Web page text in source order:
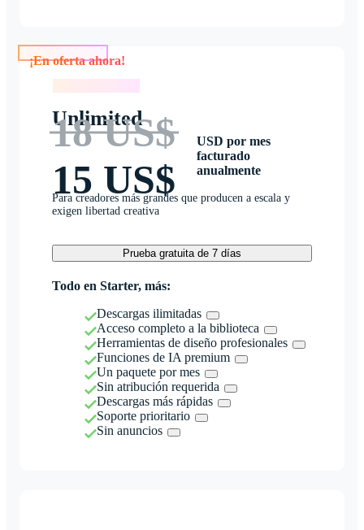
Unlimited
18 US$
15 US$
USD por mes
facturado
anualmente
Para creadores más grandes que producen a escala y
exigen libertad creativa
Prueba gratuita de 7 días
Todo en Starter, más:
Descargas ilimitadas
Acceso completo a la biblioteca
Herramientas de diseño profesionales
Funciones de IA premium
Un paquete por mes
Sin atribución requerida
Descargas más rápidas
Soporte prioritario
Sin anuncios